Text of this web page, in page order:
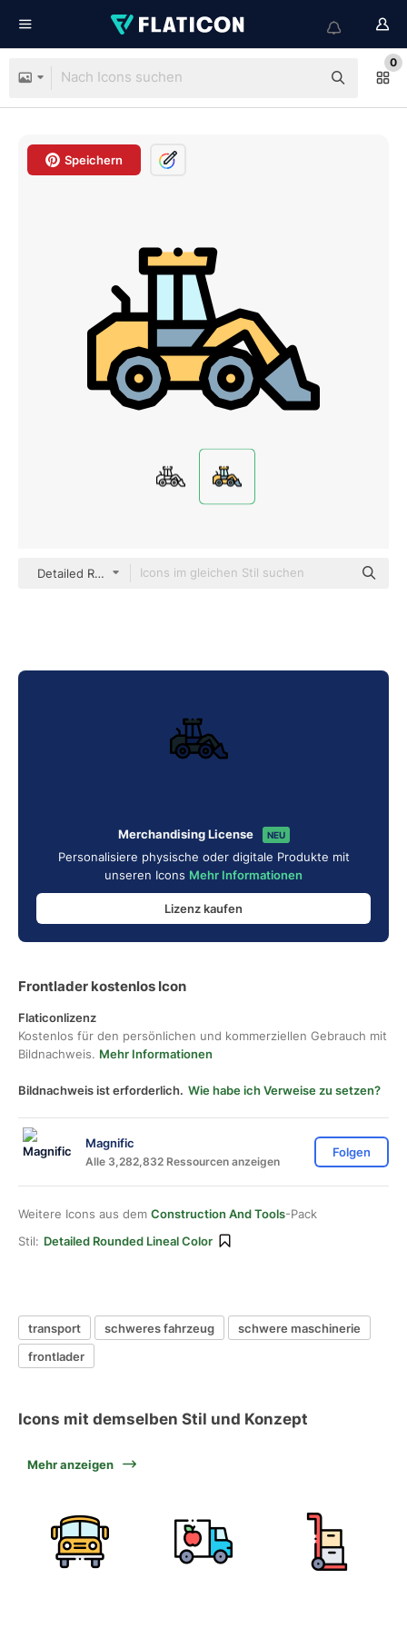
0
Speichern
Detailed Rounded Lineal color
Merchandising License NEU
Personalisiere physische oder digitale Produkte mit
unseren Icons Mehr Informationen
Lizenz kaufen
Frontlader kostenlos Icon
Flaticonlizenz
Kostenlos für den persönlichen und kommerziellen Gebrauch mit
Bildnachweis. Mehr Informationen
Bildnachweis ist erforderlich. Wie habe ich Verweise zu setzen?
Magnific
Alle 3,282,832 Ressourcen anzeigen
Folgen
Weitere Icons aus dem Construction And Tools-Pack
Stil: Detailed Rounded Lineal Color
transport schweres fahrzeug
schwere maschinerie
frontlader
Icons mit demselben Stil und Konzept
Mehr anzeigen